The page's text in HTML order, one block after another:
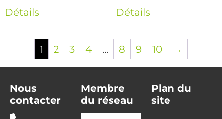
Détails Détails
1 2 3 4 … 8 9 10 →
Nous
contacter
Membre
du réseau
Plan du
site